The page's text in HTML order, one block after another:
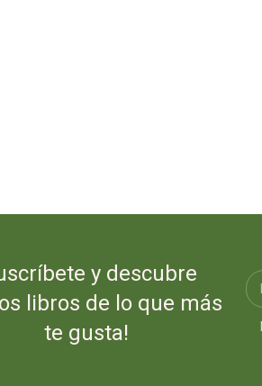
y descubre
libros de lo que más
te gusta!